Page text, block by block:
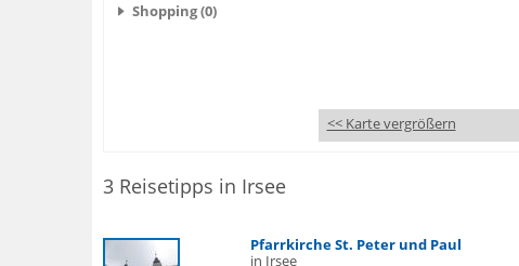
Shopping (0)
<< Karte vergrößern
3 Reisetipps in Irsee
Pfarrkirche St. Peter und Paul
in Irsee